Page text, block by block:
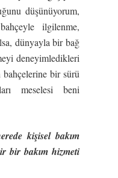
düşünüyorum,
ilgilenme,
dünyayla bir bağ
deneyimledikleri
bahçelerine bir sürü
meselesi beni
kişisel bakım
bir bakım hizmeti